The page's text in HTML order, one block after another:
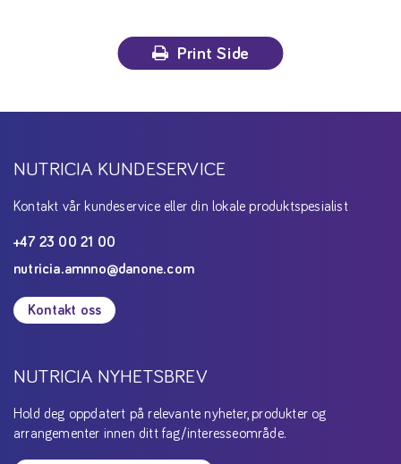
Print Side
NUTRICIA KUNDESERVICE
Kontakt vår kundeservice eller din lokale produktspesialist
+47 23 00 21 00
nutricia.amnno@danone.com
Kontakt oss
NUTRICIA NYHETSBREV
Hold deg oppdatert på relevante nyheter, produkter og
arrangementer innen ditt fag/interesseområde.